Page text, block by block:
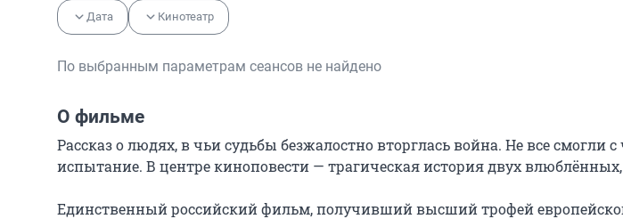
Дата Кинотеатр
По выбранным параметрам сеансов не найдено
О фильме
Рассказ о людях, в чьи судьбы безжалостно вторглась война. Не все смогли
испытание. В центре киноповести — трагическая история двух
Единственный российский фильм, получивший высший трофей